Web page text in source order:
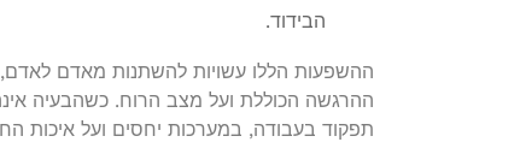
הבידוד.
ההשפעות הללו עשויות להשתנות מאדם
ההרגשה הכוללת ועל מצב הרוח. כשהבעיה
תפקוד בעבודה, במערכות יחסים ועל איכות